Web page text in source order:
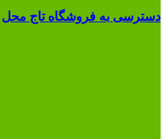
دسترسی به فروشگاه تاج محل